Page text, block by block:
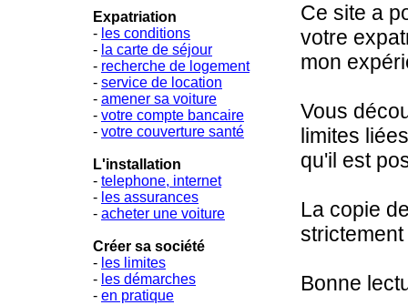
Expatriation
- les conditions
- la carte de séjour
- recherche de logement
- service de location
- amener sa voiture
- votre compte bancaire
- votre couverture santé
L'installation
- telephone, internet
- les assurances
- acheter une voiture
Créer sa société
- les limites
- les démarches
- en pratique
Ce site a
votre
mon
Vous
limites
qu'il est
La copie
Bonne